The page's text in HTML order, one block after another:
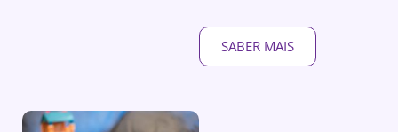
SABER MAIS